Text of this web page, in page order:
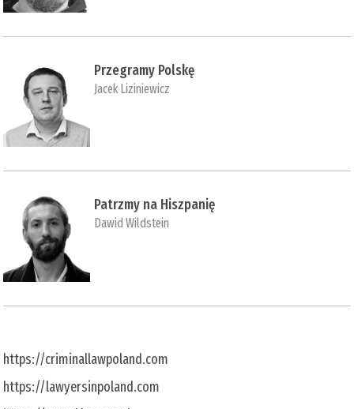
Przegramy Polskę
Jacek Liziniewicz
Patrzmy na Hiszpanię
Dawid Wildstein
https://criminallawpoland.com
https://lawyersinpoland.com